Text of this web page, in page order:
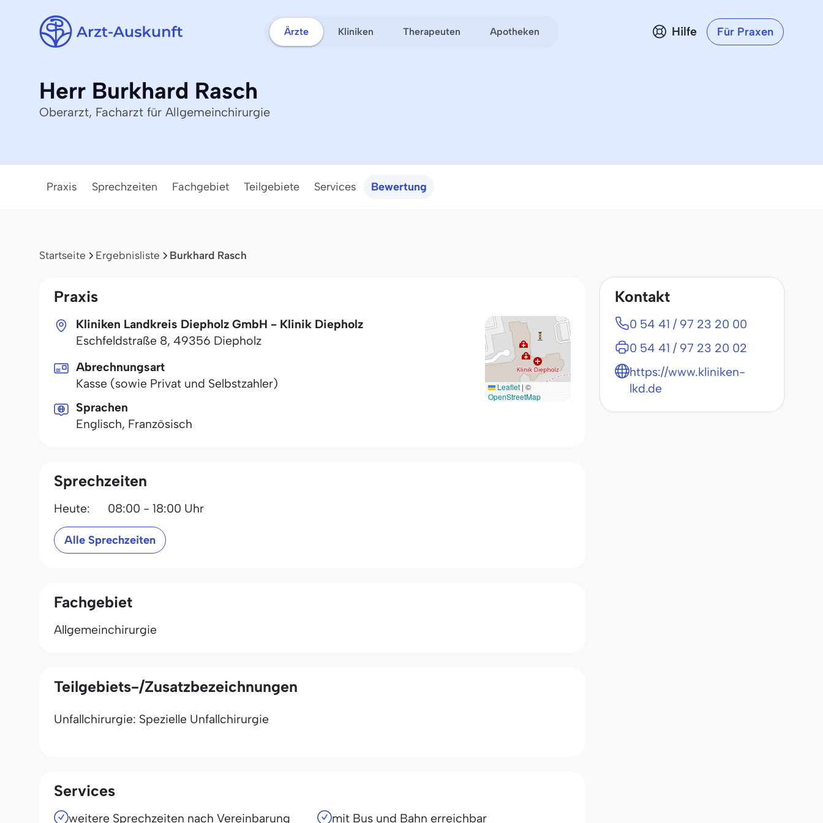
Ärzte Kliniken Therapeuten Apotheken Hilfe Für Praxen
Herr Burkhard Rasch
Oberarzt, Facharzt für Allgemeinchirurgie
Praxis Sprechzeiten Fachgebiet Teilgebiete Services Bewertung
Startseite Ergebnisliste Burkhard Rasch
Praxis
Kliniken Landkreis Diepholz GmbH - Klinik Diepholz
Eschfeldstraße 8, 49356 Diepholz
Leaflet | ©
OpenStreetMap
Abrechnungsart
Kasse (sowie Privat und Selbstzahler)
Sprachen
Englisch, Französisch
Sprechzeiten
Heute: 08:00 - 18:00 Uhr
Alle Sprechzeiten
Fachgebiet
Allgemeinchirurgie
Teilgebiets-/Zusatzbezeichnungen
Unfallchirurgie: Spezielle Unfallchirurgie
Services
weitere Sprechzeiten nach Vereinbarung mit Bus und Bahn erreichbar
Kontakt
0 54 41 / 97 23 20 00
0 54 41 / 97 23 20 02
https://www.kliniken-
lkd.de